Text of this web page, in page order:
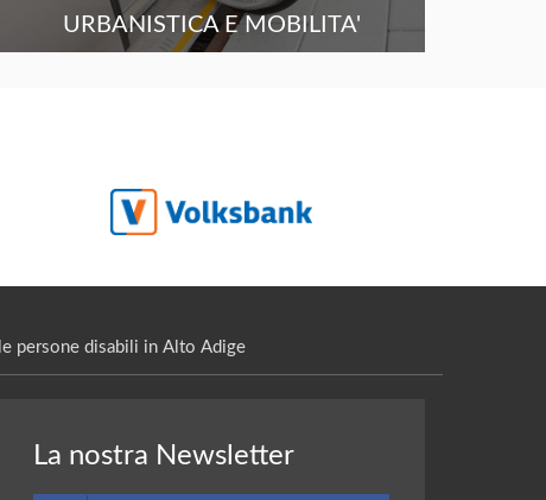
URBANISTICA E MOBILITA'
persone disabili in Alto Adige
La nostra Newsletter